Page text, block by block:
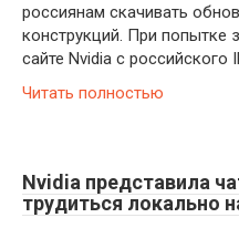
россиянам скачивать
конструкций. При попытке
сайте Nvidia с российского
Читать полностью
Nvidia представила
трудиться локально